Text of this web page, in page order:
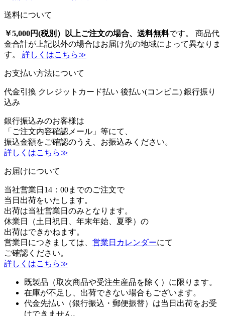
送料について
￥5,000円(税別）以上ご注文の場合、送料無料です。 商品代
金合計が上記以外の場合はお届け先の地域によって異なりま
す。
詳しくはこちら≫
お支払い方法について
代金引換 クレジットカード払い 後払い(コンビニ) 銀行振り
込み
銀行振込みのお客様は
「ご注文内容確認メール」等にて、
振込金額をご確認のうえ、お振込みください。
詳しくはこちら≫
お届けについて
当社営業日14：00までのご注文で
当日出荷をいたします。
出荷は当社営業日のみとなります。
休業日（土日祝日、年末年始、夏季）の
出荷はできかねます。
営業日につきましては、 営業日カレンダーにて
ご確認ください。
詳しくはこちら≫
既製品（取次商品や受注生産品を除く）に限ります。
在庫が不足し、出荷できない場合もございます。
代金先払い（銀行振込・郵便振替）は当日出荷をお受
けできません。